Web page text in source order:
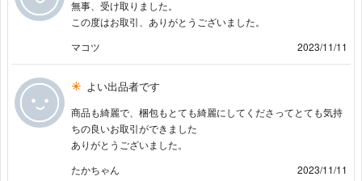
無事、受け取りました。
この度はお取引、ありがとうございました。
マコツ
2023/11/11
よい出品者です
商品も綺麗で、梱包もとても綺麗にしてくださってとても気持
ちの良いお取引ができました
ありがとうございました。
たかちゃん
2023/11/11